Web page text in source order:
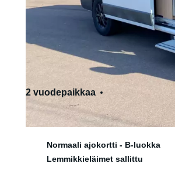
2 vuodepaikkaa 4 istumapaikkaa
Normaali ajokortti - B-luokka
Lemmikkieläimet sallittu